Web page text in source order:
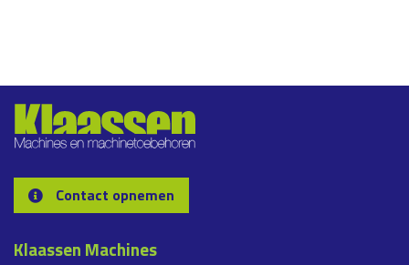
Contact opnemen
Klaassen Machines